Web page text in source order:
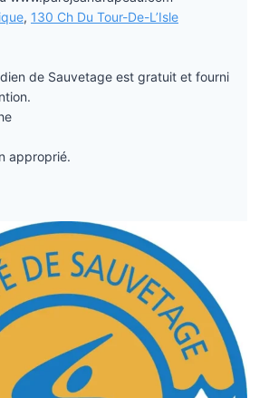
, 130 Ch Du Tour-De-L’Isle
de Sauvetage est gratuit et fourni
approprié.